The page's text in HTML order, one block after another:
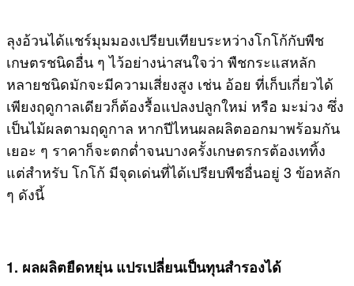
ลุงอ้วนได้แชร์มุมมองเปรียบเทียบระหว่างโกโก้กับพืช
เกษตรชนิดอื่น ๆ ไว้อย่างน่าสนใจว่า พืชกระแสหลัก
หลายชนิดมักจะมีความเสี่ยงสูง เช่น อ้อย ที่เก็บเกี่ยวได้
เพียงฤดูกาลเดียวก็ต้องรื้อแปลงปลูกใหม่ หรือ มะม่วง ซึ่ง
เป็นไม้ผลตามฤดูกาล หากปีไหนผลผลิตออกมาพร้อมกัน
เยอะ ๆ ราคาก็จะตกต่ำจนบางครั้งเกษตรกรต้องเททิ้ง
แต่สำหรับ โกโก้ มีจุดเด่นที่ได้เปรียบพืชอื่นอยู่ 3 ข้อหลัก
ๆ ดังนี้
1. ผลผลิตยืดหยุ่น แปรเปลี่ยนเป็นทุนสำรองได้